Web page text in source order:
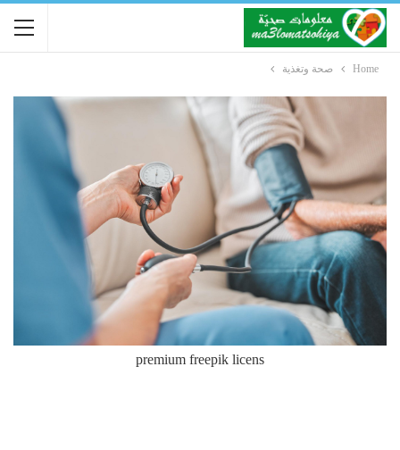
Home صحة وتغذية
premium freepik licens